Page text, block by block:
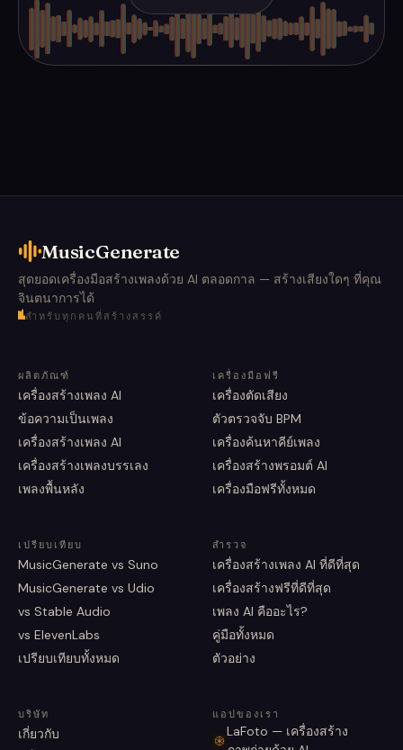
MusicGenerate
สุดยอดเครื่องมือสร้างเพลงด้วย AI ตลอดกาล — สร้างเสียงใดๆ ที่คุณ
จินตนาการได้
สำหรับทุกคนที่สร้างสรรค์
ผลิตภัณฑ์
เครื่องสร้างเพลง AI
ข้อความเป็นเพลง
เครื่องสร้างเพลง AI
เครื่องสร้างเพลงบรรเลง
เพลงพื้นหลัง
เครื่องมือฟรี
เครื่องตัดเสียง
ตัวตรวจจับ BPM
เครื่องค้นหาคีย์เพลง
เครื่องสร้างพรอมต์ AI
เครื่องมือฟรีทั้งหมด
เปรียบเทียบ
MusicGenerate vs Suno
MusicGenerate vs Udio
vs Stable Audio
vs ElevenLabs
เปรียบเทียบทั้งหมด
สำรวจ
เครื่องสร้างเพลง AI ที่ดีที่สุด
เครื่องสร้างฟรีที่ดีที่สุด
เพลง AI คืออะไร?
คู่มือทั้งหมด
ตัวอย่าง
บริษัท
เกี่ยวกับ
แอปของเรา
LaFoto — เครื่องสร้าง